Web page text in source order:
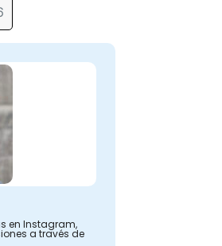
en Instagram,
a través de